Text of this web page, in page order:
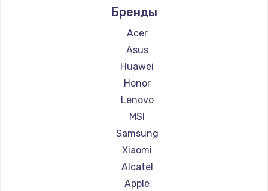
Ремонт планшетов Prestigio
Ремонт планшетов Microsoft
Ремонт планшетов BlackView
Ремонт планшетов Amazon
Ремонт планшетов Aquarius
Ремонт планшетов Philips
Ремонт планшетов HP
Ремонт планшетов Getac
Ремонт планшетов ZTE
Ремонт планшетов Google
Ремонт планшетов Navitel
Бренды
Acer
Asus
Huawei
Honor
Lenovo
MSI
Samsung
Xiaomi
Alcatel
Apple